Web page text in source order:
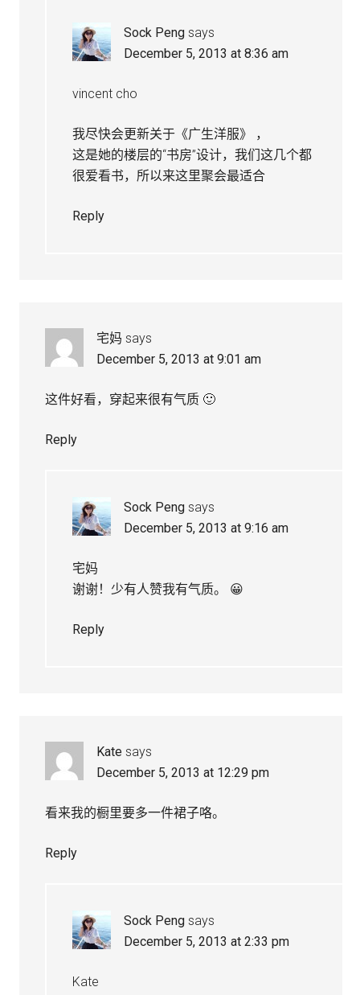
Sock Peng says
December 5, 2013 at 8:36 am
vincent cho
我尽快会更新关于《广生洋服》 ，
这是她的楼层的“书房”设计，我们这几个都
很爱看书，所以来这里聚会最适合
Reply
宅妈 says
December 5, 2013 at 9:01 am
这件好看，穿起来很有气质 🙂
Reply
Sock Peng says
December 5, 2013 at 9:16 am
宅妈
谢谢！少有人赞我有气质。 😀
Reply
Kate says
December 5, 2013 at 12:29 pm
看来我的橱里要多一件裙子咯。
Reply
Sock Peng says
December 5, 2013 at 2:33 pm
Kate